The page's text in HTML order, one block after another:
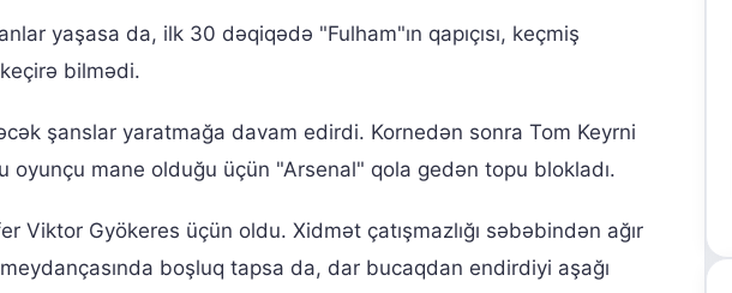
yaşasa da, ilk 30 dəqiqədə "Fulham"ın qapıçısı, keçmiş
bilmədi.
şanslar yaratmağa davam edirdi. Kornedən sonra Tom Keyrni
mane olduğu üçün "Arsenal" qola gedən topu blokladı.
Viktor Gyökeres üçün oldu. Xidmət çatışmazlığı səbəbindən ağır
boşluq tapsa da, dar bucaqdan endirdiyi aşağı